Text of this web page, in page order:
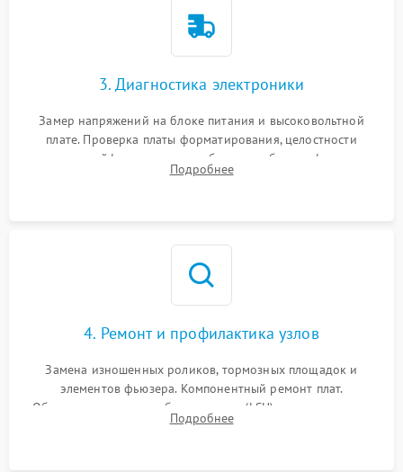
3. Диагностика электроники
Замер напряжений на блоке питания и высоковольтной
плате. Проверка платы форматирования, целостности
плоских шлейфов сканера и работоспособности флажков и
оптопар (датчиков прохождения бумаги).
Подробнее
4. Ремонт и профилактика узлов
Замена изношенных роликов, тормозных площадок и
элементов фьюзера. Компонентный ремонт плат.
Обязательная очистка блока лазера (LSU), зеркал и тракта
печати от просыпанного тонера и бумажной пыли.
Подробнее